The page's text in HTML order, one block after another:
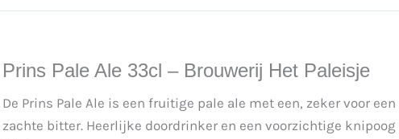
Prins Pale Ale 33cl – Brouwerij Het Paleisje
De Prins Pale Ale is een fruitige pale ale met een, zeker voor een
zachte bitter. Heerlijke doordrinker en een voorzichtige knipoog